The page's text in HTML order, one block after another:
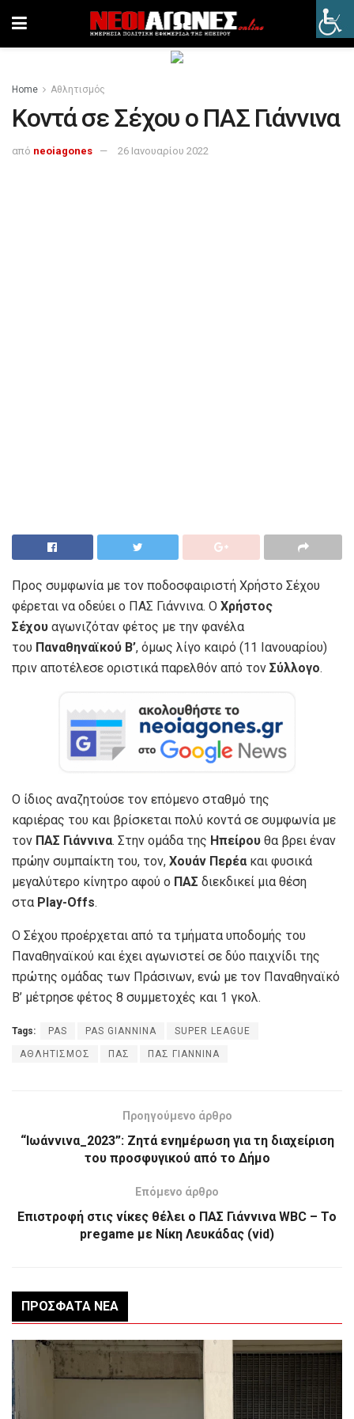
Home Αθλητισμός
Κοντά σε Σέχου ο ΠΑΣ Γιάννινα
από neoiagones 26 Ιανουαρίου 2022
Προς συμφωνία με τον ποδοσφαιριστή Χρήστο Σέχου
φέρεται να οδεύει ο ΠΑΣ Γιάννινα. Ο Χρήστος
Σέχου αγωνιζόταν φέτος με την φανέλα
του Παναθηναϊκού Β’, όμως λίγο καιρό (11 Ιανουαρίου)
πριν αποτέλεσε οριστικά παρελθόν από τον Σύλλογο.
Ο ίδιος αναζητούσε τον επόμενο σταθμό της
καριέρας του και βρίσκεται πολύ κοντά σε συμφωνία με
τον ΠΑΣ Γιάννινα. Στην ομάδα της Ηπείρου θα βρει έναν
πρώην συμπαίκτη του, τον, Χουάν Περέα και φυσικά
μεγαλύτερο κίνητρο αφού ο ΠΑΣ διεκδικεί μια θέση
στα Play-Offs.
Ο Σέχου προέρχεται από τα τμήματα υποδομής του
Παναθηναϊκού και έχει αγωνιστεί σε δύο παιχνίδι της
πρώτης ομάδας των Πράσινων, ενώ με τον Παναθηναϊκό
Β’ μέτρησε φέτος 8 συμμετοχές και 1 γκολ.
Tags: PAS PAS GIANNINA SUPER LEAGUE
ΑΘΛΗΤΙΣΜΟΣ ΠΑΣ ΠΑΣ ΓΙΑΝΝΙΝΑ
Προηγούμενο άρθρο
“Ιωάννινα_2023”: Ζητά ενημέρωση για τη διαχείριση
του προσφυγικού από το Δήμο
Επόμενο άρθρο
Επιστροφή στις νίκες θέλει ο ΠΑΣ Γιάννινα WBC – Το
pregame με Νίκη Λευκάδας (vid)
ΠΡΌΣΦΑΤΑ ΝΈΑ